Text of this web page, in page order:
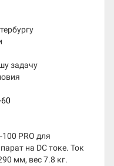
задачу
PRO для
на DC токе. Ток
мм, вес 7.8 кг.